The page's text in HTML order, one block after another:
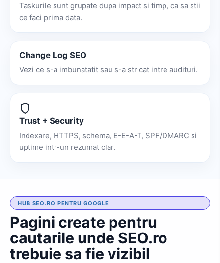
Taskurile sunt grupate dupa impact si timp, ca sa stii
ce faci prima data.
Change Log SEO
Vezi ce s-a imbunatatit sau s-a stricat intre audituri.
Trust + Security
Indexare, HTTPS, schema, E-E-A-T, SPF/DMARC si
uptime intr-un rezumat clar.
HUB SEO.RO PENTRU GOOGLE
Pagini create pentru
cautarile unde SEO.ro
trebuie sa fie vizibil